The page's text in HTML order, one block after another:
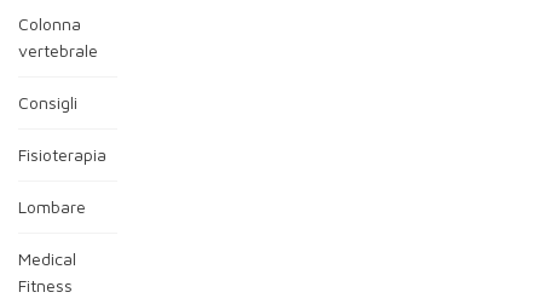
Colonna
vertebrale
Consigli
Fisioterapia
Lombare
Medical
Fitness